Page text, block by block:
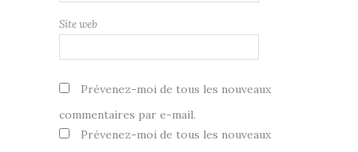
Site web
Prévenez-moi de tous les nouveaux
commentaires par e-mail.
Prévenez-moi de tous les nouveaux